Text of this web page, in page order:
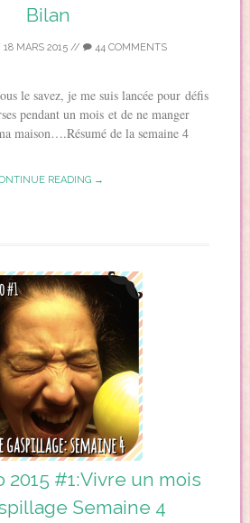
Bilan
18 MARS 2015// 44 COMMENTS
le savez, je me suis lancée pour défis
pendant un mois et de ne manger
maison….Résumé de la semaine 4
READING →
2015 #1:Vivre un mois
Semaine 4